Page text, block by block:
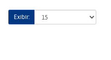
Exibir: